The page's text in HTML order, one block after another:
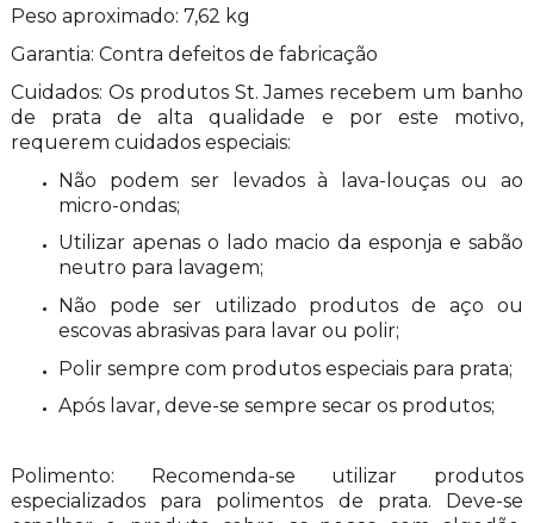
Peso aproximado: 7,62 kg
Garantia: Contra defeitos de fabricação
Cuidados: Os produtos St. James recebem um banho
de prata de alta qualidade e por este motivo,
requerem cuidados especiais:
Não podem ser levados à lava-louças ou ao
micro-ondas;
Utilizar apenas o lado macio da esponja e sabão
neutro para lavagem;
Não pode ser utilizado produtos de aço ou
escovas abrasivas para lavar ou polir;
Polir sempre com produtos especiais para prata;
Após lavar, deve-se sempre secar os produtos;
Polimento: Recomenda-se utilizar produtos
especializados para polimentos de prata. Deve-se